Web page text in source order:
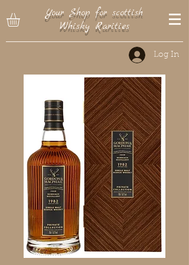
Your Shop for scottish
Whisky Rarities
Log In